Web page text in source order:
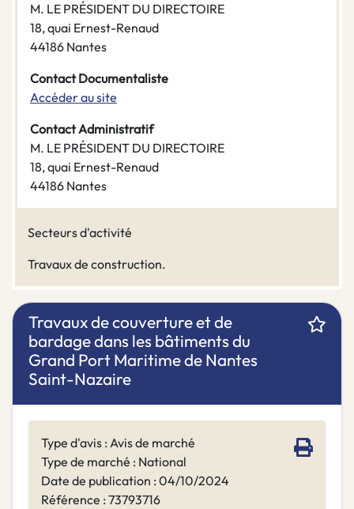
M. LE PRÉSIDENT DU DIRECTOIRE
18, quai Ernest-Renaud
44186 Nantes
Contact Documentaliste
Accéder au site
Contact Administratif
M. LE PRÉSIDENT DU DIRECTOIRE
18, quai Ernest-Renaud
44186 Nantes
Secteurs d'activité
Travaux de construction.
Travaux de couverture et de
bardage dans les bâtiments du
Grand Port Maritime de Nantes
Saint-Nazaire
Type d'avis : Avis de marché
Type de marché : National
Date de publication : 04/10/2024
Référence : 73793716